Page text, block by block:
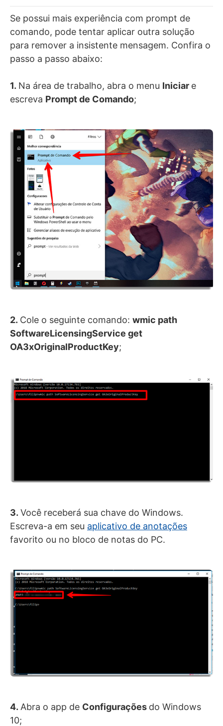
Se possui mais experiência com prompt de
comando, pode tentar aplicar outra solução
para remover a insistente mensagem. Confira o
passo a passo abaixo:
1. Na área de trabalho, abra o menu Iniciar e
escreva Prompt de Comando;
2. Cole o seguinte comando: wmic path
SoftwareLicensingService get
OA3xOriginalProductKey;
3. Você receberá sua chave do Windows.
Escreva-a em seu aplicativo de anotações
favorito ou no bloco de notas do PC.
4. Abra o app de Configurações do Windows
10;